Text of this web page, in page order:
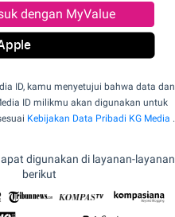
dengan MyValue
ID, kamu menyetujui bahwa data dan
ID milikmu akan digunakan untuk
Kebijakan Data Pribadi KG Media .
digunakan di layanan-layanan
berikut